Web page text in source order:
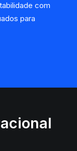
com
para